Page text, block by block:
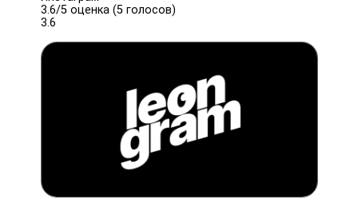
3.6/5оценка (5 голосов)
3.6